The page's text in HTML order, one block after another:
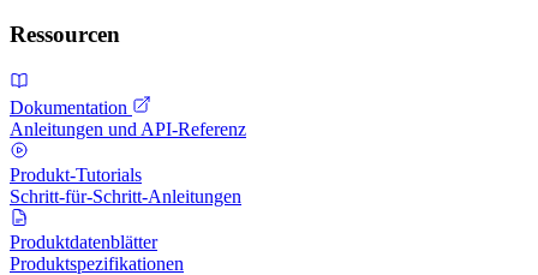
Ressourcen
Dokumentation
Anleitungen und API-Referenz
Produkt-Tutorials
Schritt-für-Schritt-Anleitungen
Produktdatenblätter
Produktspezifikationen